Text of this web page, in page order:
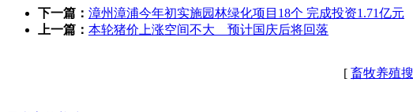
下一篇： 漳州漳浦今年初实施园林绿化项目18个 完成投资1.71亿元
上一篇： 本轮猪价上涨空间不大 预计国庆后将回落
[ 畜牧养殖